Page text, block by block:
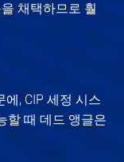
채택하므로 훨
, CIP 세정 시스
할 때 데드 앵글은